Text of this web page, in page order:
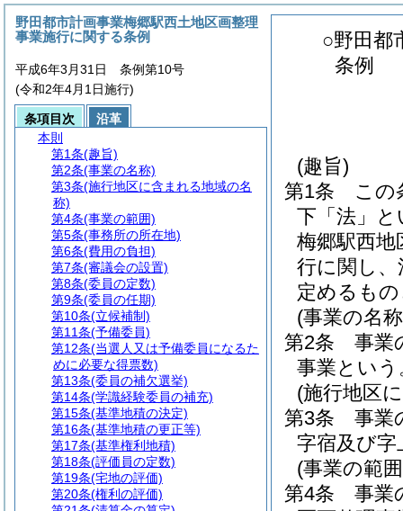
○野田都
条例
(趣旨)
第1条
この
下「法」と
梅郷駅西地
行に関し
定めるも
(事業の名
第2条
事業
事業という
(施行地区
第3条
事業
字宿及び
(事業の範
第4条
事業
野田都市計画事業梅郷駅西土地区画整理
事業施行に関する条例
平成6年3月31日 条例第10号
(令和2年4月1日施行)
条項目次
沿革
本則
第1条(趣旨)
第2条(事業の名称)
第3条(施行地区に含まれる地域の名
称)
第4条(事業の範囲)
第5条(事務所の所在地)
第6条(費用の負担)
第7条(審議会の設置)
第8条(委員の定数)
第9条(委員の任期)
第10条(立候補制)
第11条(予備委員)
第12条(当選人又は予備委員になるた
めに必要な得票数)
第13条(委員の補欠選挙)
第14条(学識経験委員の補充)
第15条(基準地積の決定)
第16条(基準地積の更正等)
第17条(基準権利地積)
第18条(評価員の定数)
第19条(宅地の評価)
第20条(権利の評価)